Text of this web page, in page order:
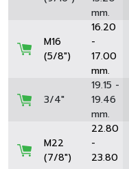
mm.
M16
(5/8")
16.20
-
17.00
mm.
3/4"
19.15 -
19.46
mm.
M22
(7/8")
22.80
-
23.80